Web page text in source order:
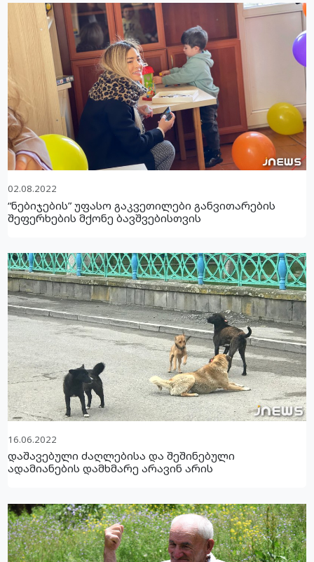
02.08.2022
“ნებიჯების” უფასო გაკვეთილები განვითარების
შეფერხების მქონე ბავშვებისთვის
16.06.2022
დაშავებული ძაღლებისა და შეშინებული
ადამიანების დამხმარე არავინ არის